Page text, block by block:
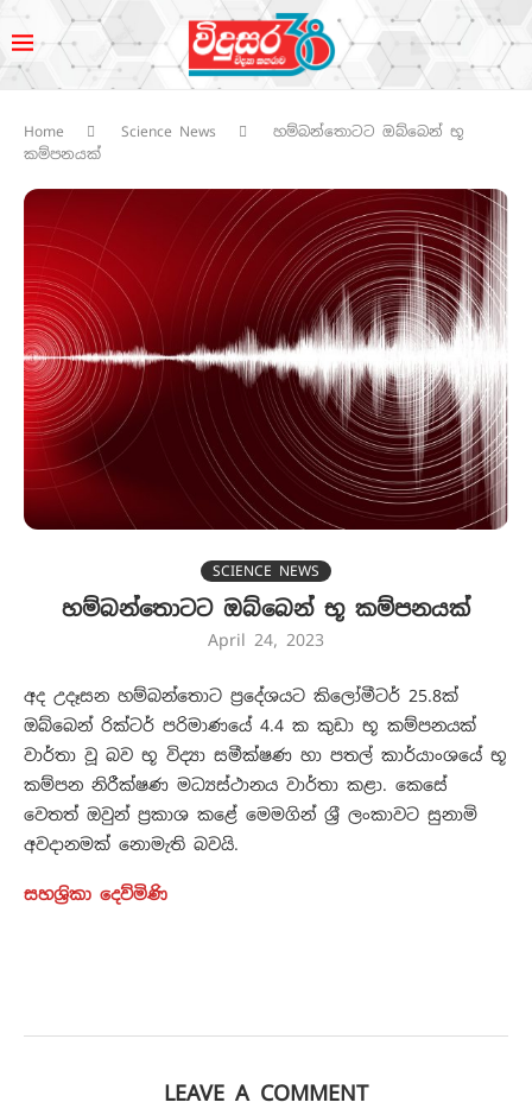
Home Science News
හම්බන්තොටට ඔබ්බෙන් භූ
කම්පනයක්
SCIENCE NEWS
හම්බන්තොටට ඔබ්බෙන් භූ කම්පනයක්
April 24, 2023
අද උදෑසන හම්බන්තොට ප්‍රදේශයට කිලෝමීටර් 25.8ක්
ඔබ්බෙන් රික්ටර් පරිමාණයේ 4.4 ක කුඩා භූ කම්පනයක්
වාර්තා වූ බව භූ විද්‍යා සමීක්ෂණ හා පතල් කාර්යාංශයේ භූ
කම්පන නිරීක්ෂණ මධ්‍යස්ථානය වාර්තා කළා. කෙසේ
වෙතත් ඔවුන් ප්‍රකාශ කළේ මෙමගින් ශ්‍රී ලංකාවට සුනාමි
අවදානමක් නොමැති බවයි.
සහශ්‍රිකා දෙව්මිණි
LEAVE A COMMENT